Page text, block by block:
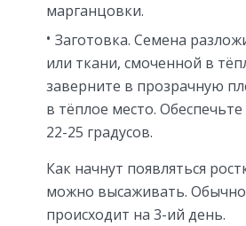
марганцовки.
Заготовка. Семена
или ткани, смоченной в
заверните в прозрачную
в тёплое место.
22-25 градусов.
Как начнут появляться
можно высаживать.
происходит на 3-ий день.